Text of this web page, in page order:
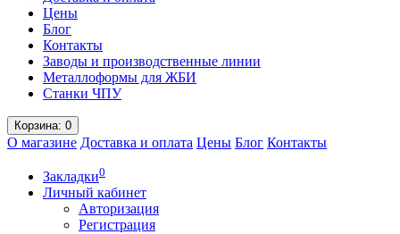
Цены
Блог
Контакты
Заводы и производственные линии
Металлоформы для ЖБИ
Станки ЧПУ
Корзина: 0
О магазине Доставка и оплата Цены Блог Контакты
Закладки0
Личный кабинет
Авторизация
Регистрация